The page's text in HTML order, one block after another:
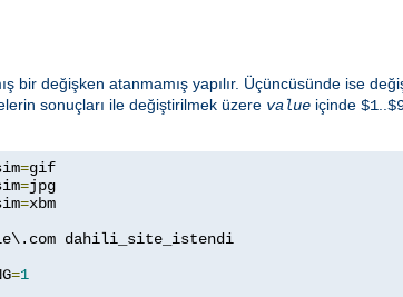
bir değişken atanmamış yapılır. Üçüncüsünde ise
sonuçları ile değiştirilmek üzere value içinde $1
=
=
=xbm
dahili_site_istendi
=1